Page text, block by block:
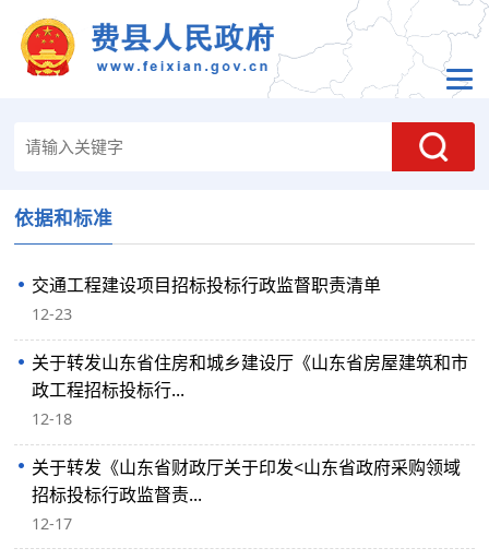
依据和标准
交通工程建设项目招标投标行政监督职责清单
12-23
关于转发山东省住房和城乡建设厅《山东省房屋建筑和市
政工程招标投标行...
12-18
关于转发《山东省财政厅关于印发<山东省政府采购领域
招标投标行政监督责...
12-17